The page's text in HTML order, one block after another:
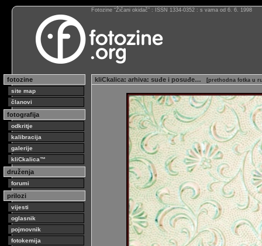
Fotozine “Žičani okidač” : ISSN 1334-0352 : s vama od 6. 6. 1998
fotozine
site map
članovi
fotografija
odkritje
kalibracija
galerije
kliCkalica™
druženja
forumi
prilozi
vijesti
oglasnik
pojmovnik
fotokemija
kliCkalica: arhiva: suđe i posuđe… [prethodna fotka u